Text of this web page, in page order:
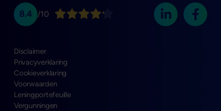
8.4 /10
Disclaimer
Privacyverklaring
Cookieverklaring
Voorwaarden
Leningportefeuille
Vergunningen